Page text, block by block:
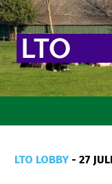
LTO LOBBY - 27